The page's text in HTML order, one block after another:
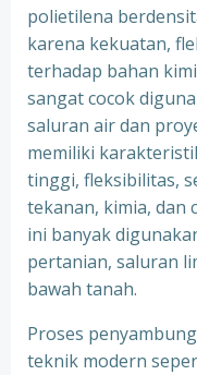
polietilena
karena kekuatan,
terhadap bahan
sangat cocok
saluran air dan
memiliki
tinggi, fleksibilitas,
tekanan, kimia, dan
ini banyak
pertanian, saluran
bawah tanah.
Proses
teknik modern